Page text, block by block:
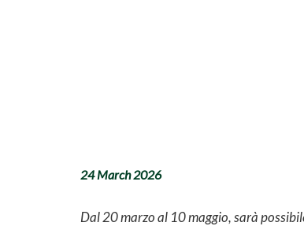
24 March 2026
Dal 20 marzo al 10 maggio, sarà